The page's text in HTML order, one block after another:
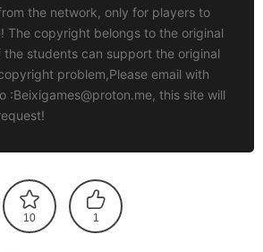
the network, only for players to
The copyright belongs to the original
students can support the original
problem,Please email with
:Beixigames@proton.me, this site will
10 1